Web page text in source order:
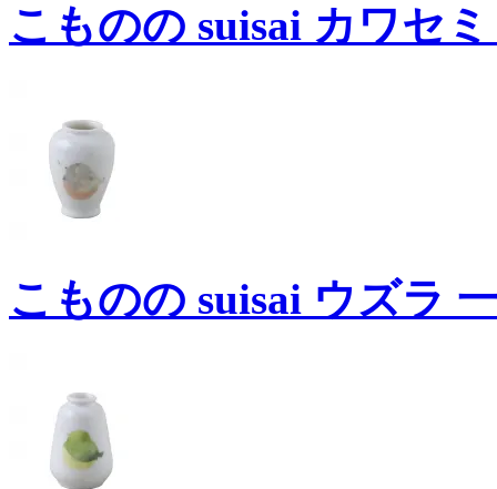
こものの suisai カワセ
こものの suisai ウズラ